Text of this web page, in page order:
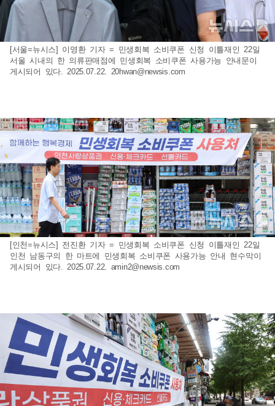
[서울=뉴시스] 이영환 기자 = 민생회복 소비쿠폰 신청 이틀재인 22일
서울 시내의 한 의류판매점에 민생회복 소비쿠폰 사용가능 안내문이
게시되어 있다. 2025.07.22. 20hwan@newsis.com
[인천=뉴시스] 전진환 기자 = 민생회복 소비쿠폰 신청 이틀재인 22일
인천 남동구의 한 마트에 민생회복 소비쿠폰 사용가능 안내 현수막이
게시되어 있다. 2025.07.22. amin2@newsis.com